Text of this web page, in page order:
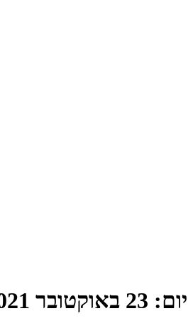
יום: 23 באוקטובר 2021